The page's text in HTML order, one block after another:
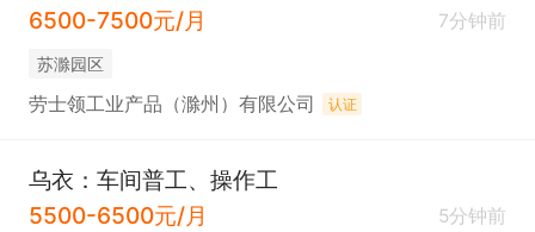
6500-7500元/月
7分钟前
苏滁园区
劳士领工业产品（滁州）有限公司 认证
乌衣：车间普工、操作工
5500-6500元/月
5分钟前